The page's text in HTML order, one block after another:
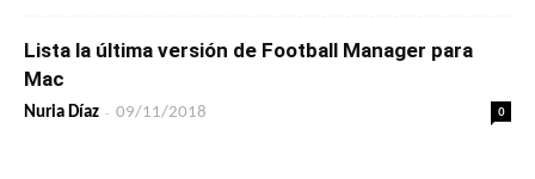
Lista la última versión de Football Manager para
Mac
Nuria Díaz - 09/11/2018 0